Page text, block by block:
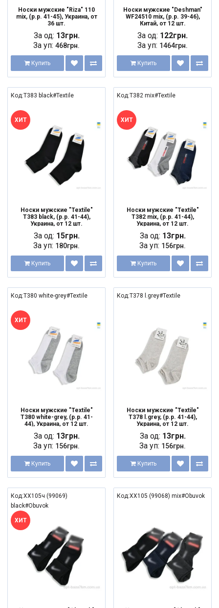
Носки мужские "Riza" 110
mix, (р.р. 41-45), Украина, от
36 шт.
За од: 13грн.
За уп: 468грн.
Купить
Носки мужские "Deshman"
WF24510 mix, (р.р. 39-46),
Китай, от 12 шт.
За од: 122грн.
За уп: 1464грн.
Купить
Код:T383 black#Textile
ХИТ
Носки мужские "Textile"
T383 black, (р.р. 41-44),
Украина, от 12 шт.
За од: 15грн.
За уп: 180грн.
Купить
Код:T382 mix#Textile
ХИТ
Носки мужские "Textile"
T382 mix, (р.р. 41-44),
Украина, от 12 шт.
За од: 13грн.
За уп: 156грн.
Купить
Код:T380 white-grey#Textile
ХИТ
Носки мужские "Textile"
T380 white-grey, (р.р. 41-
44), Украина, от 12 шт.
За од: 13грн.
За уп: 156грн.
Купить
Код:T378 l.grey#Textile
Носки мужские "Textile"
T378 l.grey, (р.р. 41-44),
Украина, от 12 шт.
За од: 13грн.
За уп: 156грн.
Купить
Код:XX105ч (99069)
black#Obuvok
ХИТ
Код:XX105 (99068) mix#Obuvok